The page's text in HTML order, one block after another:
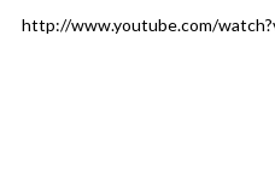
http://www.youtube.com/